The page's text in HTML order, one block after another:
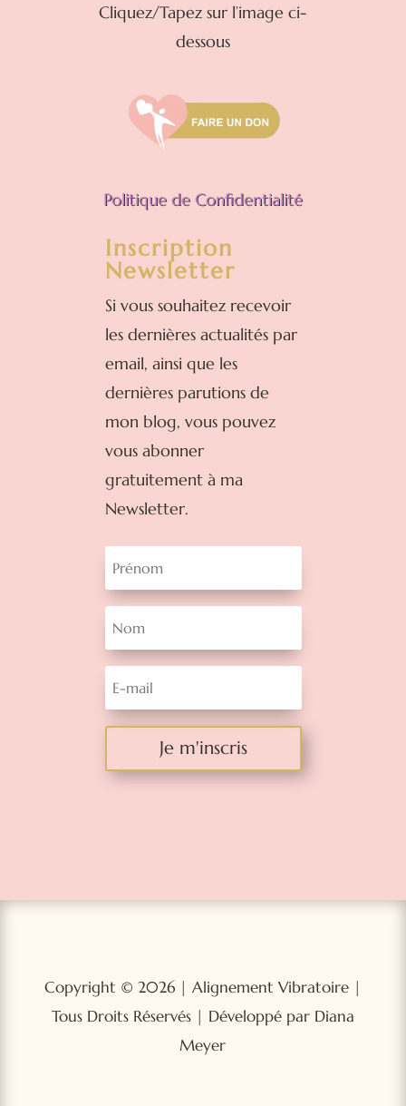
Cliquez/Tapez sur l’image ci-
dessous
Politique de Confidentialité
Inscription
Newsletter
Si vous souhaitez recevoir
les dernières actualités par
email, ainsi que les
dernières parutions de
mon blog, vous pouvez
vous abonner
gratuitement à ma
Newsletter.
Je m'inscris
Copyright © 2026 | Alignement Vibratoire |
Tous Droits Réservés | Développé par Diana
Meyer